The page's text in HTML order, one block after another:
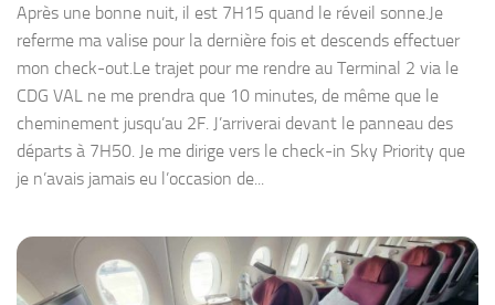
Après une bonne nuit, il est 7H15 quand le réveil sonne.Je
referme ma valise pour la dernière fois et descends effectuer
mon check-out.Le trajet pour me rendre au Terminal 2 via le
CDG VAL ne me prendra que 10 minutes, de même que le
cheminement jusqu’au 2F. J’arriverai devant le panneau des
départs à 7H50. Je me dirige vers le check-in Sky Priority que
je n’avais jamais eu l’occasion de...